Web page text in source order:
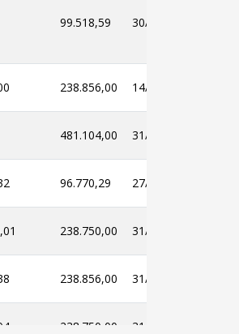
99.518,59 30/11/2023
238.856,00 14/11/2023
481.104,00 31/12/2022
96.770,29 27/12/2021
238.750,00 31/08/2021
238.856,00 31/12/2020
238.750,00 31/12/2020